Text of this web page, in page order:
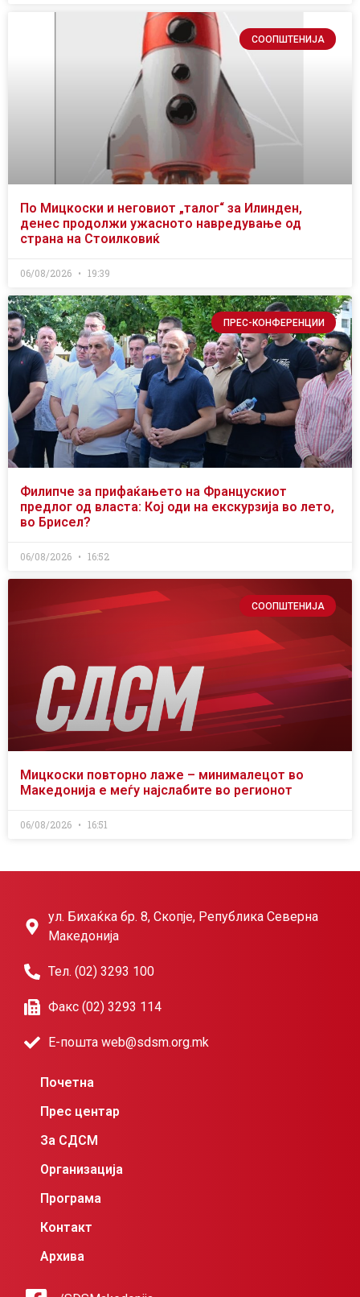
СООПШТЕНИЈА
По Мицкоски и неговиот „талог“ за Илинден,
денес продолжи ужасното навредување од
страна на Стоилковиќ
06/08/2026 19:39
ПРЕС-КОНФЕРЕНЦИИ
Филипче за прифаќањето на Францускиот
предлог од власта: Кој оди на екскурзија во лето,
во Брисел?
06/08/2026 16:52
СООПШТЕНИЈА
Мицкоски повторно лаже – минималецот во
Македонија е меѓу најслабите во регионот
06/08/2026 16:51
ул. Бихаќка бр. 8, Скопје, Република Северна
Македонија
Тел. (02) 3293 100
Факс (02) 3293 114
Е-пошта web@sdsm.org.mk
Почетна
Прес центар
За СДСМ
Организација
Програма
Контакт
Архива